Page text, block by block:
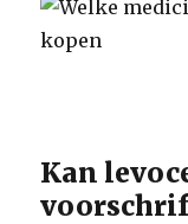
Kan